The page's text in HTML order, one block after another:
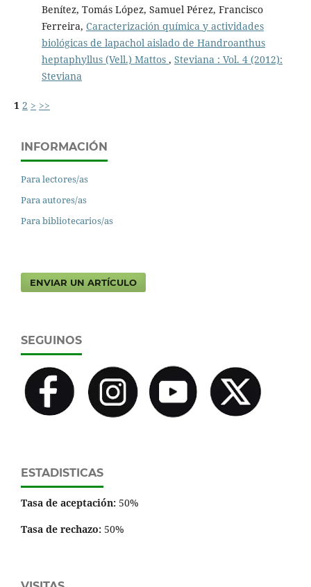
Benítez, Tomás López, Samuel Pérez, Francisco
Ferreira, Caracterización química y actividades
biológicas de lapachol aislado de Handroanthus
heptaphyllus (Vell.) Mattos , Steviana : Vol. 4 (2012):
Steviana
1 2 > >>
INFORMACIÓN
Para lectores/as
Para autores/as
Para bibliotecarios/as
ENVIAR UN ARTÍCULO
SEGUINOS
ESTADISTICAS
Tasa de aceptación: 50%
Tasa de rechazo: 50%